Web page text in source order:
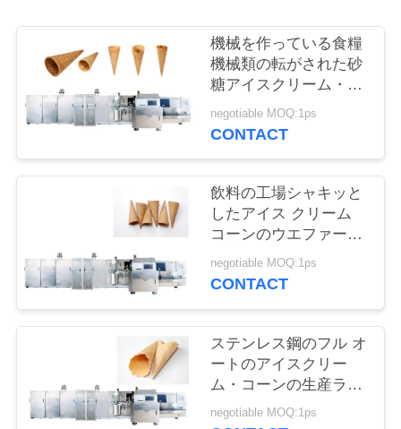
私
達
連
絡
し
機械を作っている食糧
機械類の転がされた砂
糖アイスクリーム・コ
ーン
negotiable MOQ:1ps
CONTACT
飲料の工場シャキッと
したアイス クリーム
コーンのウエファーの
生産ライン
negotiable MOQ:1ps
CONTACT
ステンレス鋼のフル オ
ートのアイスクリー
ム・コーンの生産ライ
negotiable MOQ:1ps